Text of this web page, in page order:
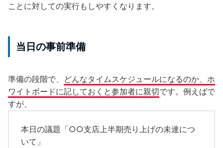
ことに対しての実行もしやすくなります。
当日の事前準備
準備の段階で、 どんなタイムスケジュールになるのか、ホ
ワイトボードに記しておくと参加者に親切です。例えばで
すが、
本日の議題「○○支店上半期売り上げの未達につ
いて」